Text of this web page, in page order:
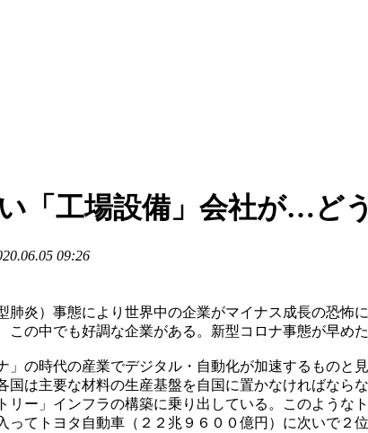
「工場設備」会社が…ど
09:26
肺炎）事態により世界中の企業がマイナス成長の恐
この中でも好調な企業がある。新型コロナ事態が早め
」の時代の産業でデジタル・自動化が加速するもの
国は主要な材料の生産基盤を自国に置かなければな
リー」インフラの構築に乗り出している。このよう
ってトヨタ自動車（２２兆９６００億円）に次いで